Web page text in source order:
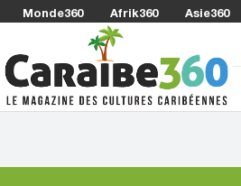
Monde360 Afrik360 Asie360